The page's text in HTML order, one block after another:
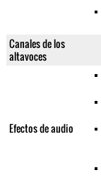
Canales de los
altavoces
Efectos de audio